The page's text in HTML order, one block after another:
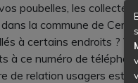
poubelles, les
la commune de
à certains endroits ?
à ce numéro de
de relation usagers est